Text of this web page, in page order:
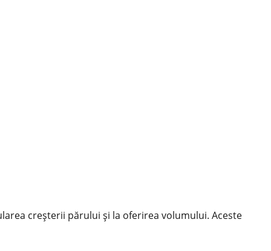
creșterii părului și la oferirea volumului. Aceste